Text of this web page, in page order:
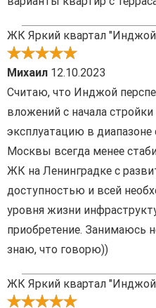
ЖК Яркий квартал
Михаил 12.10.2023
Считаю, что Инджой
вложений с начала
эксплуатацию в
Москвы всегда менее
ЖК на Ленинградке с
доступностью и всей
уровня жизни
приобретение. Занимаюсь
знаю, что говорю))
ЖК Яркий квартал